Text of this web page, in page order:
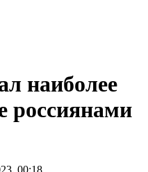
наиболее
россиянами
00:18